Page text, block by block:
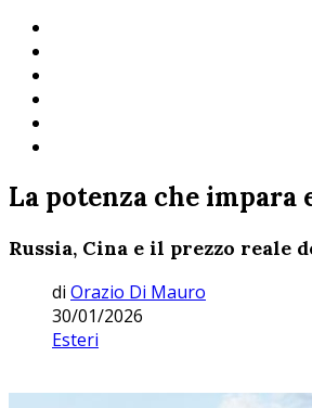
La potenza che impara
Russia, Cina e il prezzo reale
di Orazio Di Mauro
30/01/2026
Esteri